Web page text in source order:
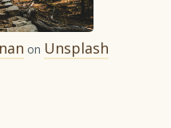
on Unsplash